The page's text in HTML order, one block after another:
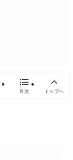
目次 トップへ